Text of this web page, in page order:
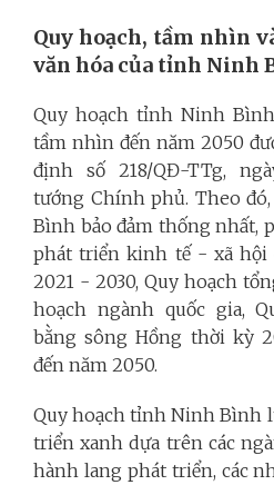
Quy hoạch, tầm nhìn
văn hóa của tỉnh Ninh
Quy hoạch tỉnh Ninh
tầm nhìn đến năm 2050
định số 218/QĐ-TTg,
tướng Chính phủ. Theo
Bình bảo đảm thống nhất,
phát triển kinh tế - xã hội
2021 - 2030, Quy hoạch
hoạch ngành quốc gia,
bằng sông Hồng thời kỳ
đến năm 2050.
Quy hoạch tỉnh Ninh Bình
triển xanh dựa trên các
hành lang phát triển, các